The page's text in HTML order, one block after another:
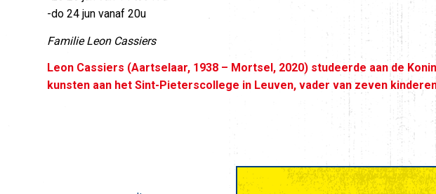
-do 24 jun vanaf 20u
Familie Leon Cassiers
Leon Cassiers (Aartselaar, 1938 – Mortsel, 2020) studeerde aan de
kunsten aan het Sint-Pieterscollege in Leuven, vader van zeven